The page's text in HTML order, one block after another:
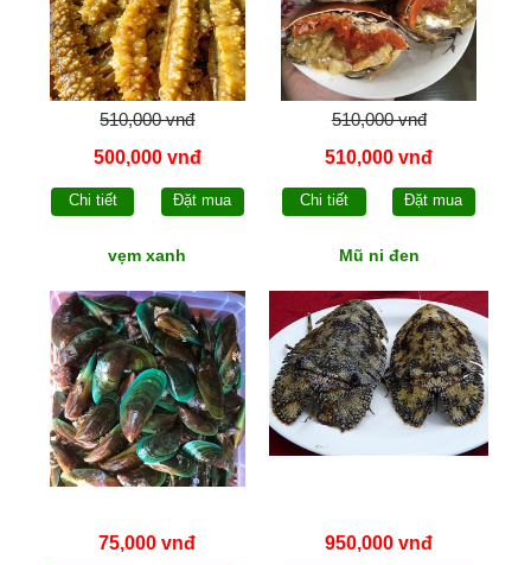
510,000 vnđ
500,000 vnđ
Chi tiết Đặt mua
510,000 vnđ
510,000 vnđ
Chi tiết Đặt mua
vẹm xanh
75,000 vnđ
Mũ ni đen
950,000 vnđ